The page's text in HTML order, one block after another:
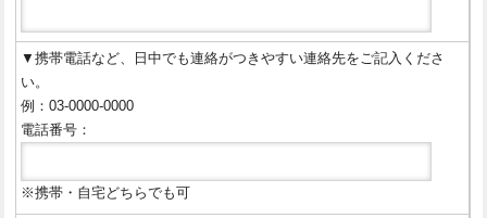
▼携帯電話など、日中でも連絡がつきやすい連絡先をご記入くださ
い。
例：03-0000-0000
電話番号：
※携帯・自宅どちらでも可